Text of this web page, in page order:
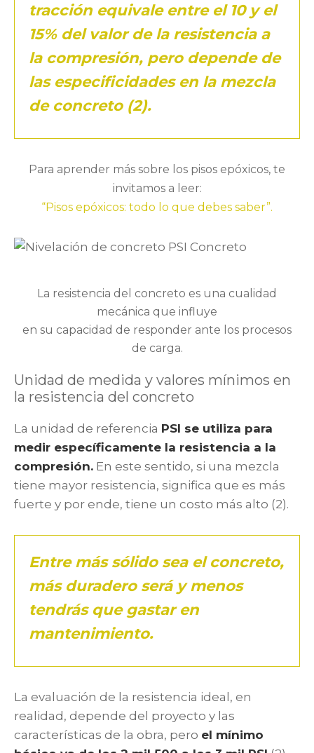
tracción equivale entre el 10 y el
15% del valor de la resistencia a
la compresión, pero depende de
las especificidades en la mezcla
de concreto (2).
Para aprender más sobre los pisos epóxicos, te
invitamos a leer:
“Pisos epóxicos: todo lo que debes saber”.
La resistencia del concreto es una cualidad
mecánica que influye
en su capacidad de responder ante los procesos
de carga.
Unidad de medida y valores mínimos en
la resistencia del concreto
La unidad de referencia PSI se utiliza para
medir específicamente la resistencia a la
compresión. En este sentido, si una mezcla
tiene mayor resistencia, significa que es más
fuerte y por ende, tiene un costo más alto (2).
Entre más sólido sea el concreto,
más duradero será y menos
tendrás que gastar en
mantenimiento.
La evaluación de la resistencia ideal, en
realidad, depende del proyecto y las
características de la obra, pero el mínimo